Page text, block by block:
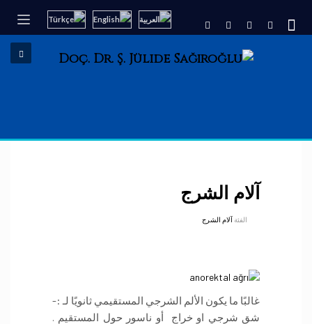
آلام الشرج
الفئة آلام الشرج
غالبًا ما يكون الألم الشرجي المستقيمي ثانويًا لـ :-
شق شرجي او خراج أو ناسور حول المستقيم .